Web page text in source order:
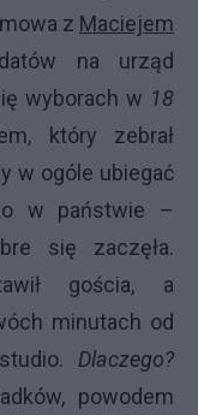
z Maciejem
na urząd
wyborach w 18
który zebrał
w ogóle ubiegać
w państwie –
się zaczęła.
gościa, a
minutach od
Dlaczego?
powodem